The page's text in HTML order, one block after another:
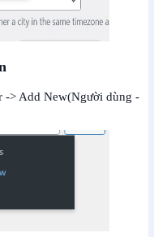
-> Add New(Người dùng -